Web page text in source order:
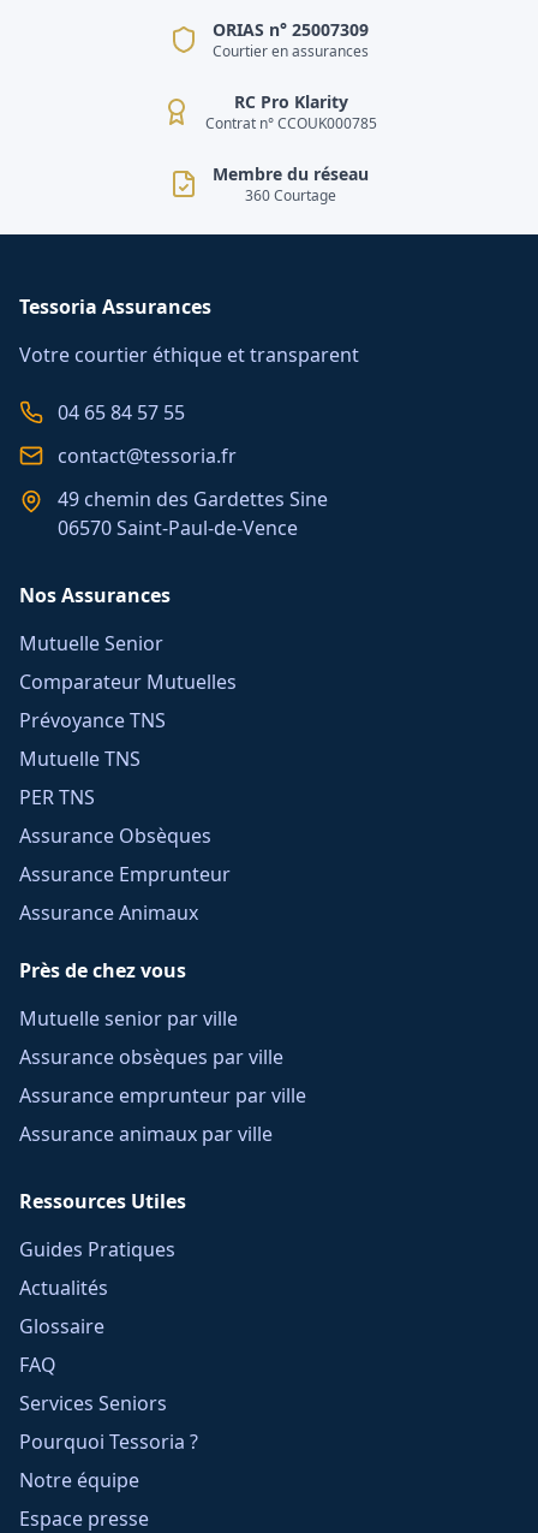
ORIAS n° 25007309
Courtier en assurances
RC Pro Klarity
Contrat n° CCOUK000785
Membre du réseau
360 Courtage
Tessoria Assurances
Votre courtier éthique et transparent
04 65 84 57 55
contact@tessoria.fr
49 chemin des Gardettes Sine
06570 Saint-Paul-de-Vence
Nos Assurances
Mutuelle Senior
Comparateur Mutuelles
Prévoyance TNS
Mutuelle TNS
PER TNS
Assurance Obsèques
Assurance Emprunteur
Assurance Animaux
Près de chez vous
Mutuelle senior par ville
Assurance obsèques par ville
Assurance emprunteur par ville
Assurance animaux par ville
Ressources Utiles
Guides Pratiques
Actualités
Glossaire
FAQ
Services Seniors
Pourquoi Tessoria ?
Notre équipe
Espace presse